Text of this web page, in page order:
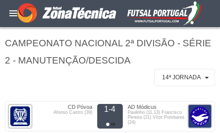
CAMPEONATO NACIONAL 2ª DIVISÃO - SÉRIE
2 - MANUTENÇÃO/DESCIDA
14ª JORNADA
CD Póvoa
Afonso Castro (39) 1-4 AD Módicus
Paulinho (11,13) Francisco
Pereira (21) Vítor Pombares
(24)